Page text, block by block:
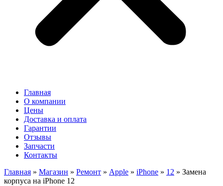
Главная
О компании
Цены
Доставка и оплата
Гарантии
Отзывы
Запчасти
Контакты
Главная » Магазин » Ремонт » Apple » iPhone » 12 » Замена
корпуса на iPhone 12